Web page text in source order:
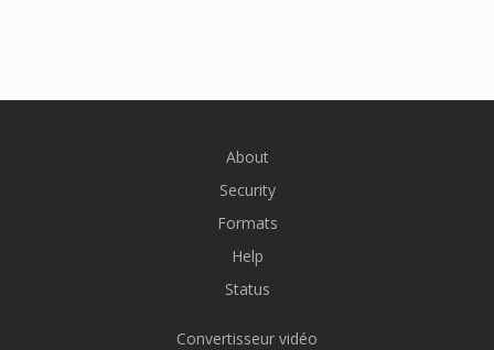
About
Security
Formats
Help
Status
Convertisseur vidéo